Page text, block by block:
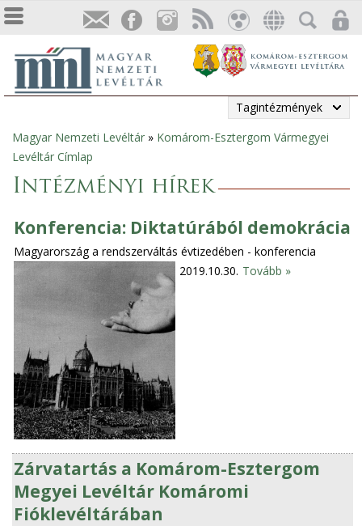
Tagintézmények
Jelenlegi
hely
Magyar Nemzeti Levéltár » Komárom-Esztergom Vármegyei
Levéltár Címlap
Intézményi hírek
Konferencia: Diktatúrából demokrácia
Magyarország a rendszerváltás évtizedében - konferencia
2019.10.30. Tovább »
Zárvatartás a Komárom-Esztergom
Megyei Levéltár Komáromi
Fióklevéltárában